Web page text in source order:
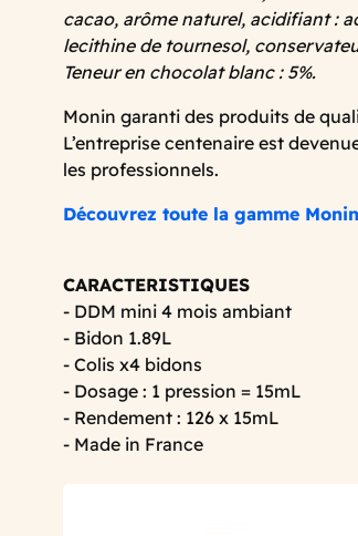
cacao, arôme naturel, acidifiant :
lecithine de tournesol,
Teneur en chocolat blanc : 5%.
Monin garanti des produits de
L’entreprise centenaire est
les professionnels.
Découvrez toute la gamme
CARACTERISTIQUES
- DDM mini 4 mois ambiant
- Bidon 1.89L
- Colis x4 bidons
- Dosage : 1 pression = 15mL
- Rendement : 126 x 15mL
- Made in France